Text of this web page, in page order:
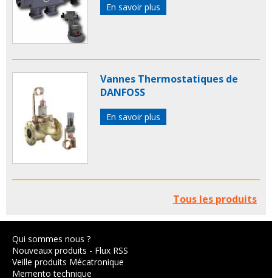
En savoir plus
Vannes Thermostatiques de
DANFOSS
En savoir plus
Tous les produits
Qui sommes nous ?
Nouveaux produits - Flux RSS
Veille produits Mécatronique
Memento technique